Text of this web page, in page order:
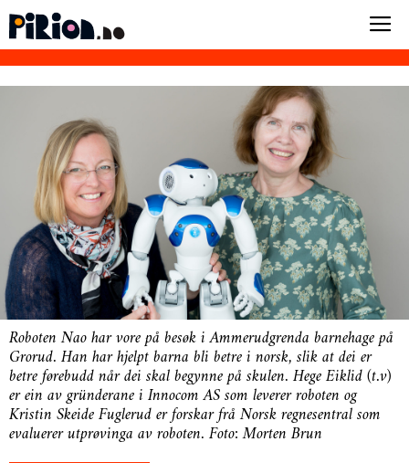
Roboten Nao har vore på besøk i Ammerudgrenda barnehage på
Grorud. Han har hjelpt barna bli betre i norsk, slik at dei er
betre førebudd når dei skal begynne på skulen. Hege Eiklid (t.v)
er ein av gründerane i Innocom AS som leverer roboten og
Kristin Skeide Fuglerud er forskar frå Norsk regnesentral som
evaluerer utprøvinga av roboten. Foto: Morten Brun